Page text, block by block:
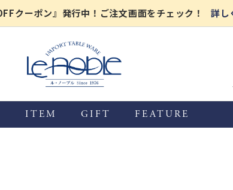
クーポン』発行中！ご注文画面をチェック！
ITEM GIFT FEATURE